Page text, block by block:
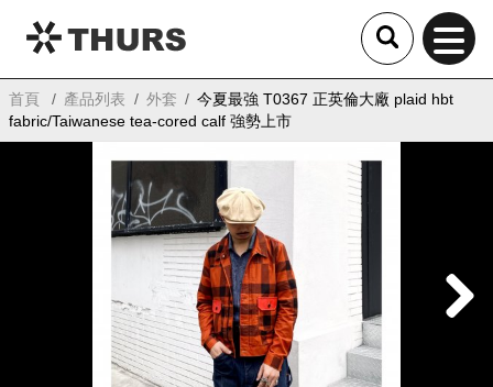
THURS
首頁 產品列表 外套
今夏最強 T0367 正英倫大廠 plaid hbt
fabric/Taiwanese tea-cored calf 強勢上市